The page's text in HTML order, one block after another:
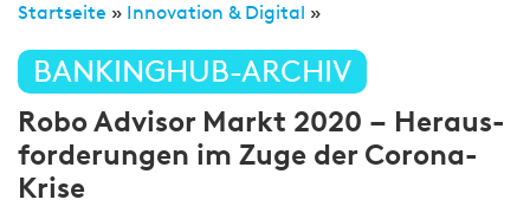
Startseite » Innovation & Digital »
BANKINGHUB-ARCHIV
Robo Advisor Markt 2020 – Heraus­
for­derungen im Zuge der Co­rona-
Krise